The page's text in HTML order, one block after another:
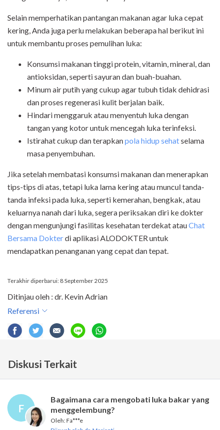
Selain memperhatikan pantangan makanan agar luka cepat
kering, Anda juga perlu melakukan beberapa hal berikut ini
untuk membantu proses pemulihan luka:
Konsumsi makanan tinggi protein, vitamin, mineral, dan
antioksidan, seperti sayuran dan buah-buahan.
Minum air putih yang cukup agar tubuh tidak dehidrasi
dan proses regenerasi kulit berjalan baik.
Hindari menggaruk atau menyentuh luka dengan
tangan yang kotor untuk mencegah luka terinfeksi.
Istirahat cukup dan terapkanpola hidup sehatselama
masa penyembuhan.
Jika setelah membatasi konsumsi makanan dan menerapkan
tips-tips di atas, tetapi luka lama kering atau muncul tanda-
tanda infeksi pada luka, seperti kemerahan, bengkak, atau
keluarnya nanah dari luka, segera periksakan diri ke dokter
dengan mengunjungi fasilitas kesehatan terdekat atauChat
Bersama Dokterdi aplikasi ALODOKTER untuk
mendapatkan penanganan yang cepat dan tepat.
Terakhir diperbarui: 8 September 2025